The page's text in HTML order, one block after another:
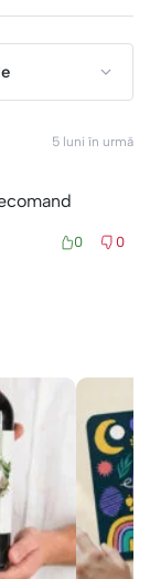
5 luni în urmă
0 0